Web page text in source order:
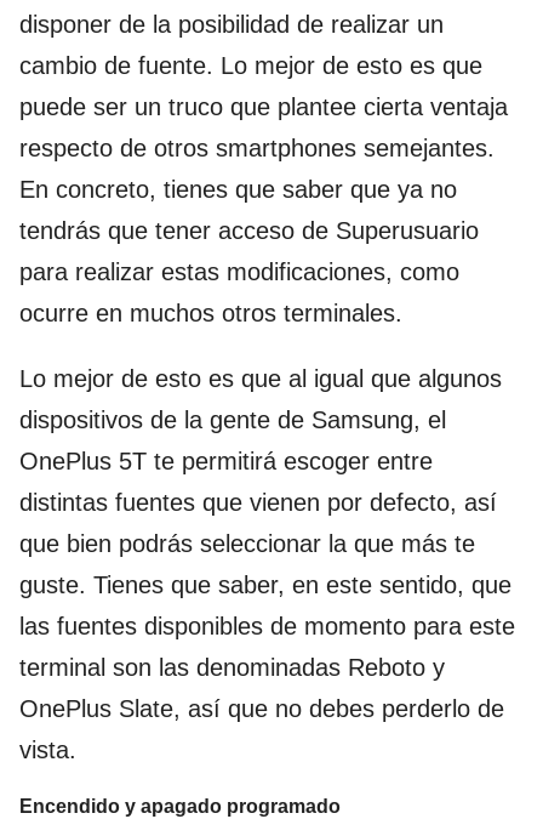
disponer de la posibilidad de realizar un
cambio de fuente. Lo mejor de esto es que
puede ser un truco que plantee cierta ventaja
respecto de otros smartphones semejantes.
En concreto, tienes que saber que ya no
tendrás que tener acceso de Superusuario
para realizar estas modificaciones, como
ocurre en muchos otros terminales.
Lo mejor de esto es que al igual que algunos
dispositivos de la gente de Samsung, el
OnePlus 5T te permitirá escoger entre
distintas fuentes que vienen por defecto, así
que bien podrás seleccionar la que más te
guste. Tienes que saber, en este sentido, que
las fuentes disponibles de momento para este
terminal son las denominadas Reboto y
OnePlus Slate, así que no debes perderlo de
vista.
Encendido y apagado programado